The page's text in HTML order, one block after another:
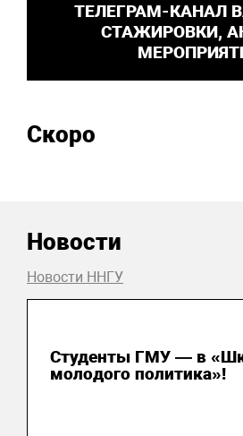
ТЕЛЕГРАМ-КАНАЛ
СТАЖИРОВКИ,
Скоро
Новости
Новости ННГУ
Студенты ГМУ — в
молодого политика»!